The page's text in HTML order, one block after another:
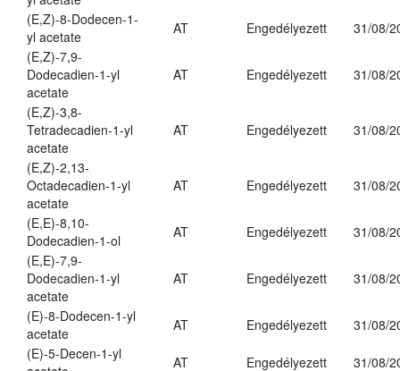
(E,Z)-8-Dodecen-1-
yl acetate
AT Engedélyezett
31/08/
(E,Z)-7,9-
Dodecadien-1-yl
acetate
AT Engedélyezett 31/08/
(E,Z)-3,8-
Tetradecadien-1-yl
acetate
AT Engedélyezett 31/08/
(E,Z)-2,13-
Octadecadien-1-yl
acetate
AT Engedélyezett 31/08/
(E,E)-8,10-
Dodecadien-1-ol
AT Engedélyezett
31/08/
(E,E)-7,9-
Dodecadien-1-yl
acetate
AT Engedélyezett 31/08/
(E)-8-Dodecen-1-yl
acetate
AT Engedélyezett
31/08/
(E)-5-Decen-1-yl
AT Engedélyezett
31/08/